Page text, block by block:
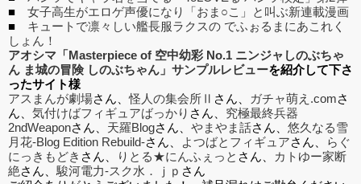
■ 女子高生がエロゲ声優になり「おま○こ」と叫ぶ新連載漫画
■ キュートで凛々しい艦長服ラクスの でふぉるまにあこれく
しょん！
アオシマ「Masterpiece of 空中幼彩 No.1 ニンジャしのぶちゃ
ん ま城の冒険 しのぶちゃん」サンプルレビューを紹介して下さ
ったサイト様
アスまんが劇場さん、怪人の集会所Ⅱ さん、 ガチャ萌え.comさ
ん、 気付けばフィギュアばっかり さん、 究極最終兵器
2ndWeaponさん、 天羅Blogさん、 やまやま話さん、 悠久なる雪
月花-Blog Edition Rebuild-さん、 よつばとフィギュアさん、
らぐ
にっきもどき さん、 りとる★にんふぇっと さん、
カトゆー家断
絶 さん、 駿河電力-スク水．ｊｐ さん